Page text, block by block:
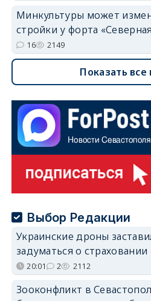
Минкультуры может
стройки у форта
16 2149
Показать все
Выбор Редакции
Украинские дроны
задуматься о страховании
20:01 2 2112
Зооконфликт в